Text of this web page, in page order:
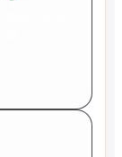
械、安定
。